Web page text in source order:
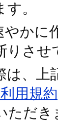
。
やかに
りさ
は、上
用規約
ただき